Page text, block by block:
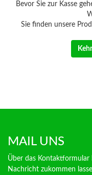
Bevor Sie zur Kasse
Sie finden unsere
MAIL UNS
Über das
Nachricht zukommen